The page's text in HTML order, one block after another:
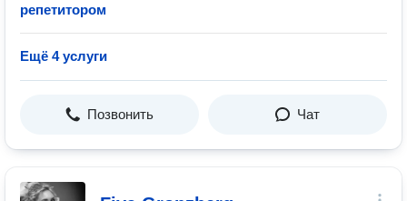
репетитором
Ещё 4 услуги
Позвонить Чат